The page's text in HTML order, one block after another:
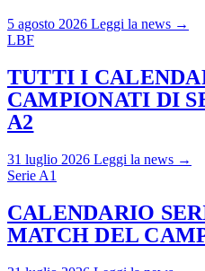
5 agosto 2026 Leggi la news →
LBF
TUTTI I
CAMPIONATI DI
A2
31 luglio 2026 Leggi la news →
Serie A1
CALENDARIO
MATCH DEL